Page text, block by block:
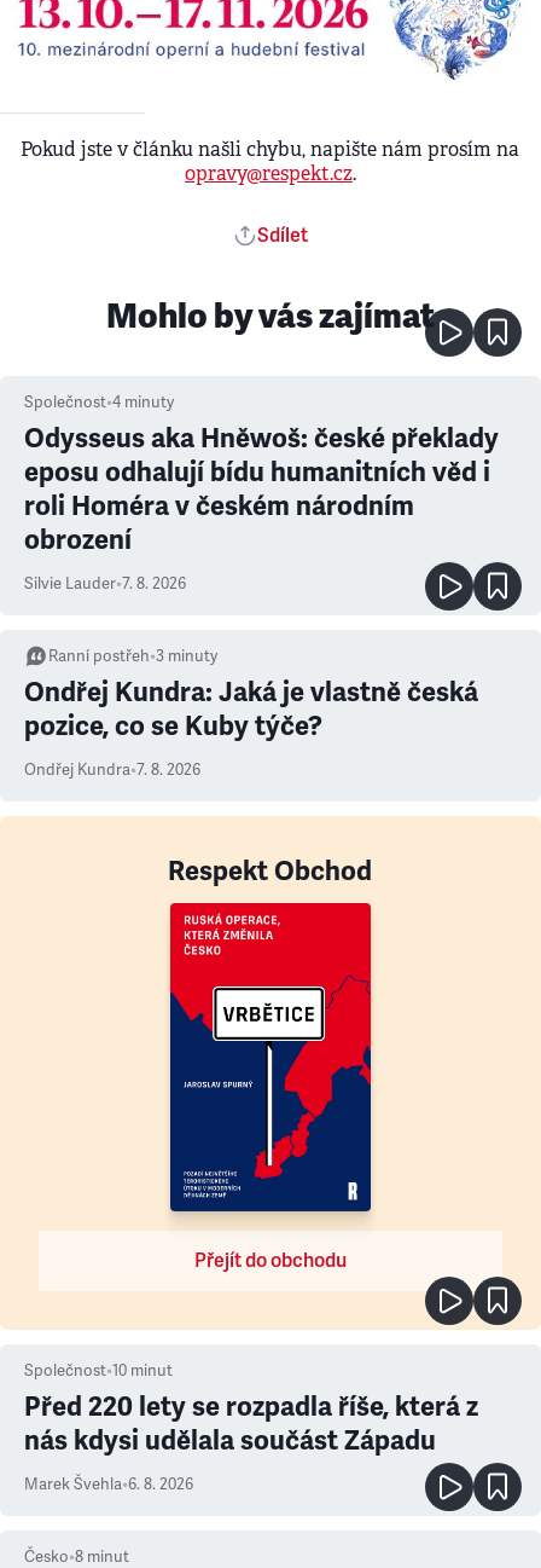
Pokud jste v článku našli chybu, napište nám prosím na
opravy@respekt.cz.
Sdílet
Mohlo by vás zajímat
Společnost•4 minuty
Odysseus aka Hněwoš: české překlady
eposu odhalují bídu humanitních věd i
roli Homéra v českém národním
obrození
Silvie Lauder•7. 8. 2026
Ranní postřeh•3 minuty
Ondřej Kundra: Jaká je vlastně česká
pozice, co se Kuby týče?
Ondřej Kundra•7. 8. 2026
Respekt Obchod
Přejít do obchodu
Společnost•10 minut
Před 220 lety se rozpadla říše, která z
nás kdysi udělala součást Západu
Marek Švehla•6. 8. 2026
Česko•8 minut